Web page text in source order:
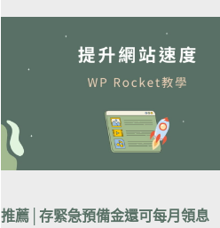
推薦│存緊急預備金還可每月領息